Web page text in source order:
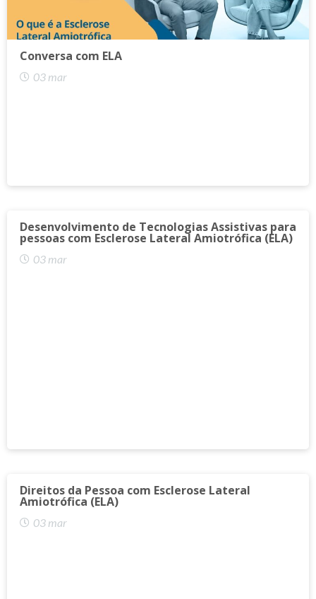
Conversa com ELA
03 mar
Desenvolvimento de Tecnologias Assistivas para
pessoas com Esclerose Lateral Amiotrófica (ELA)
03 mar
Direitos da Pessoa com Esclerose Lateral
Amiotrófica (ELA)
03 mar